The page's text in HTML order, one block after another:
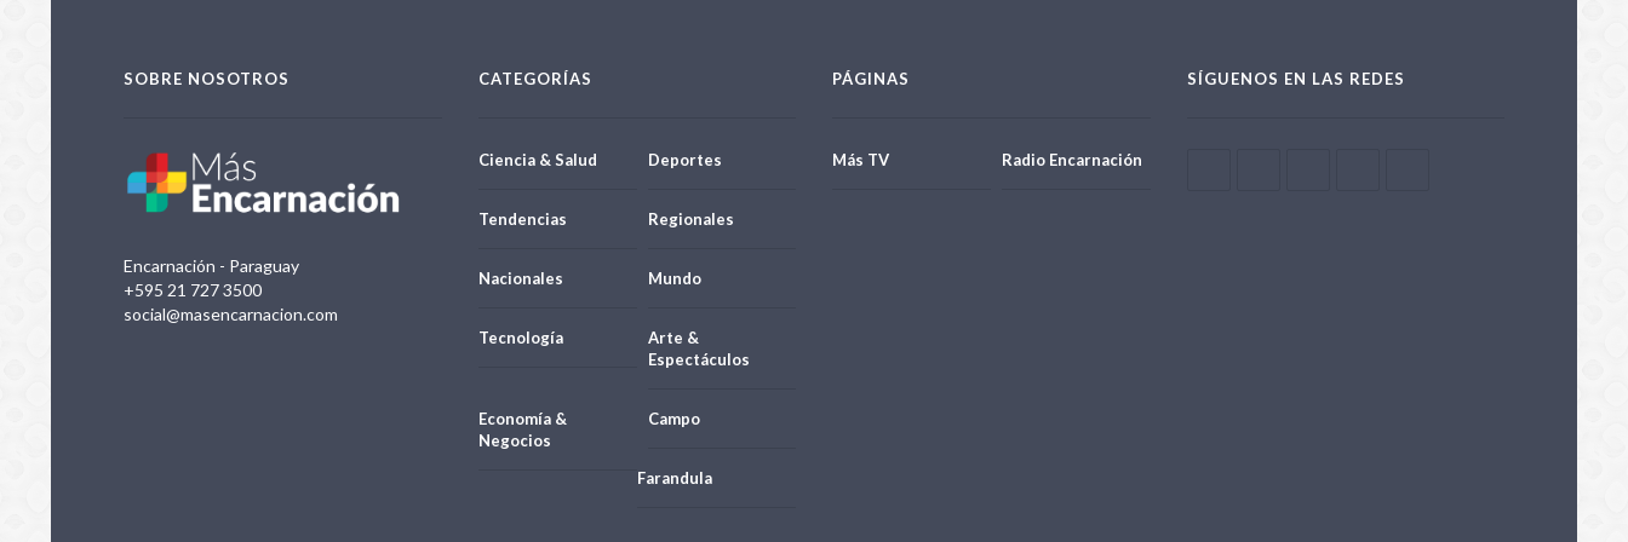
SOBRE NOSOTROS
Encarnación - Paraguay
+595 21 727 3500
social@masencarnacion.com
CATEGORÍAS
Ciencia & Salud Deportes
Tendencias Regionales
Nacionales Mundo
Tecnología
Arte &
Espectáculos
Economía &
Negocios
Campo
Farandula
PÁGINAS
Más TV Radio Encarnación
SÍGUENOS EN LAS REDES